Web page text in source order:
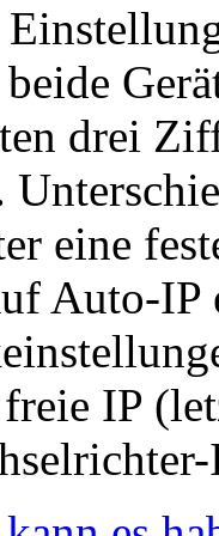
drei
eine
Auto-
IP